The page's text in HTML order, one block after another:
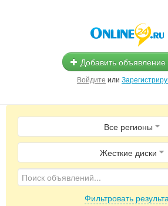
Добавить объявление
Войдите или
Главная
Помощь
Услуги
Магазины
Все регионы
Жесткие диски
Фильтровать